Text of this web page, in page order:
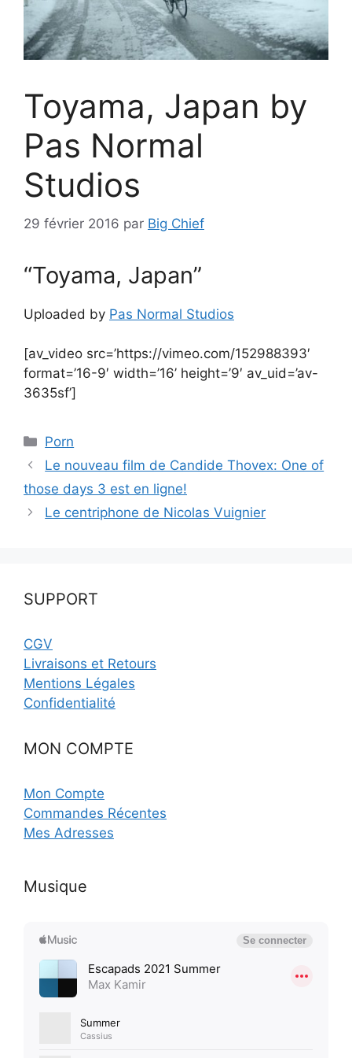
Toyama, Japan by
Pas Normal
Studios
29 février 2016 par Big Chief
“Toyama, Japan”
Uploaded by Pas Normal Studios
[av_video src=’https://vimeo.com/152988393′
format=’16-9′ width=’16’ height=’9′ av_uid=’av-
3635sf’]
Catégories
Porn
Le nouveau film de Candide Thovex: One of
those days 3 est en ligne!
Le centriphone de Nicolas Vuignier
SUPPORT
CGV
Livraisons et Retours
Mentions Légales
Confidentialité
MON COMPTE
Mon Compte
Commandes Récentes
Mes Adresses
Musique